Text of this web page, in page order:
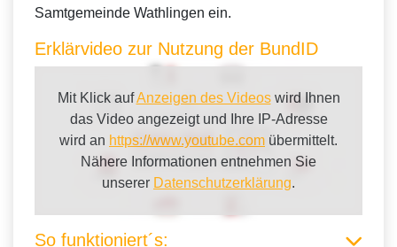
Samtgemeinde Wathlingen ein.
Erklärvideo zur Nutzung der BundID
Mit Klick aufAnzeigen des Videoswird Ihnen
das Video angezeigt und Ihre IP-Adresse
wird an https://www.youtube.com übermittelt.
Nähere Informationen entnehmen Sie
unserer Datenschutzerklärung.
So funktioniert´s: